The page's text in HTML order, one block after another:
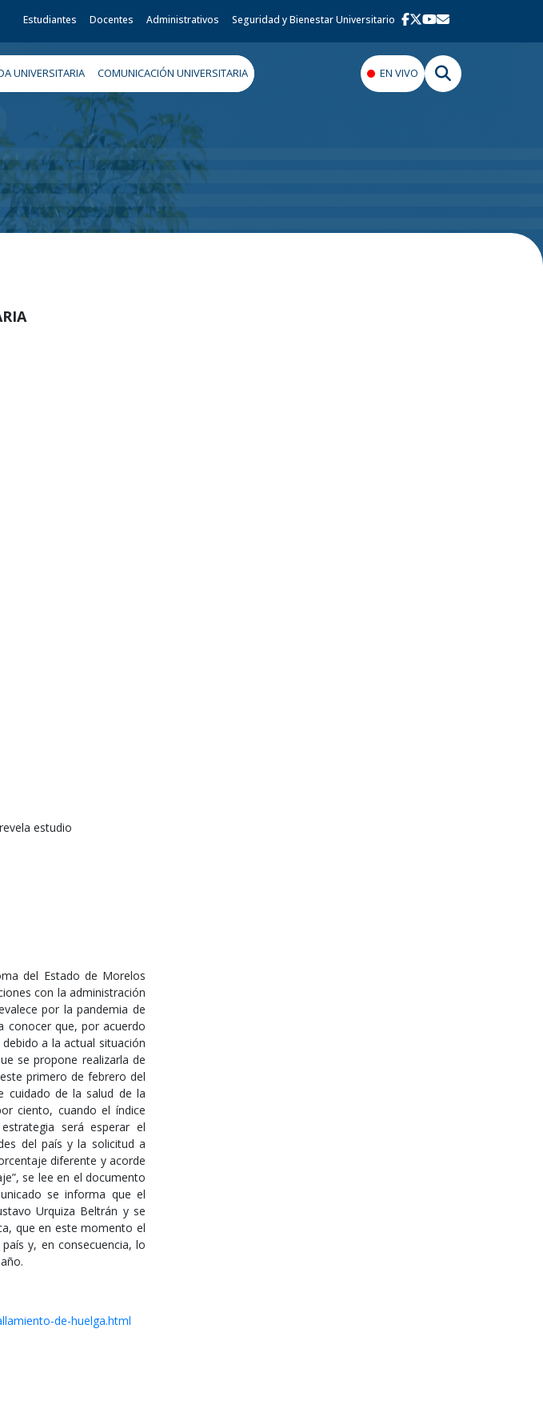
Estudiantes Docentes Administrativos Seguridad y Bienestar Universitario
UNIVERSITARIA COMUNICACIÓN UNIVERSITARIA EN VIVO
estudio
del Estado de Morelos
con la administración
por la pandemia de
conocer que, por acuerdo
a la actual situación
se propone realizarla de
primero de febrero del
cuidado de la salud de la
ciento, cuando el índice
será esperar el
del país y la solicitud a
diferente y acorde
se lee en el documento
se informa que el
Urquiza Beltrán y se
que en este momento el
y, en consecuencia, lo
de-huelga.html